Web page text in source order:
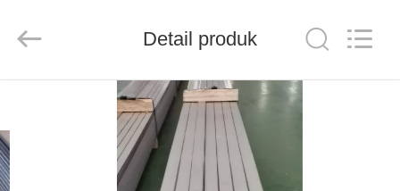
PRODUK
Product
Co.,Ltd.
Detail produk